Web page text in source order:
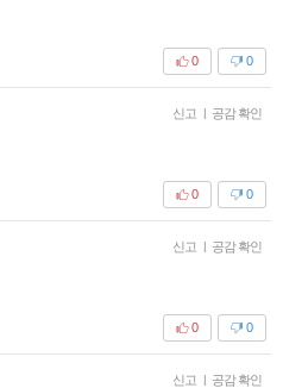
0
0
신고 | 공감 확인
0
0
신고 | 공감 확인
0
0
신고 | 공감 확인